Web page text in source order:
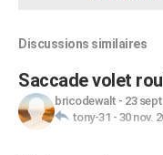
Discussions similaires
Saccade volet
bricodewalt - 23
tony-31 - 30 nov.